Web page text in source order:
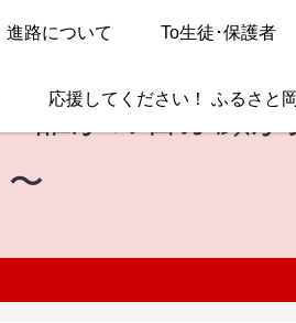
進路について To生徒･保護者
応援してください！ ふるさと
〜 誰かの喜ぶ顔
〜